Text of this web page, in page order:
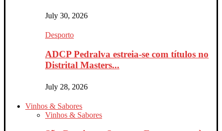
July 30, 2026
Desporto
ADCP Pedralva estreia-se com títulos no
Distrital Masters...
July 28, 2026
Vinhos & Sabores
Vinhos & Sabores